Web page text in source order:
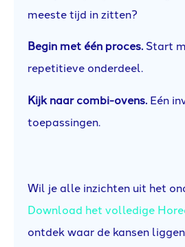
meeste tijd in zitten?
Begin met één proces. Start
repetitieve onderdeel.
Kijk naar combi-ovens. Eén
toepassingen.
Wil je alle inzichten uit het
Download het volledige
ontdek waar de kansen